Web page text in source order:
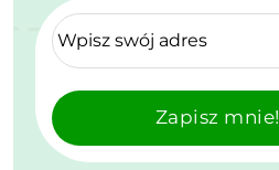
Zapisz mnie!